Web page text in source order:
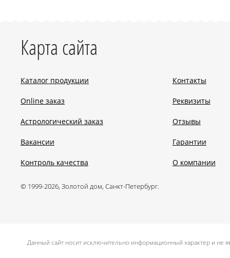
Карта сайта
Каталог продукции
Online заказ
Астрологический заказ
Вакансии
Контроль качества
Контакты
Реквизиты
Отзывы
Гарантии
О компании
© 1999-2026, Золотой дом, Санкт-Петербург.
Данный сайт носит исключительно информационный характер и не